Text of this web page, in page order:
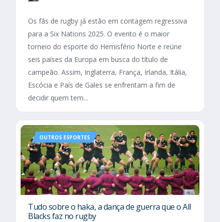
Os fãs de rugby já estão em contagem regressiva
para a Six Nations 2025. O evento é o maior
torneio do esporte do Hemisfério Norte e reúne
seis países da Europa em busca do título de
campeão. Assim, Inglaterra, França, Irlanda, Itália,
Escócia e País de Gales se enfrentam a fim de
decidir quem tem...
OUTROS ESPORTES
Tudo sobre o haka, a dança de guerra que o All
Blacks faz no rugby